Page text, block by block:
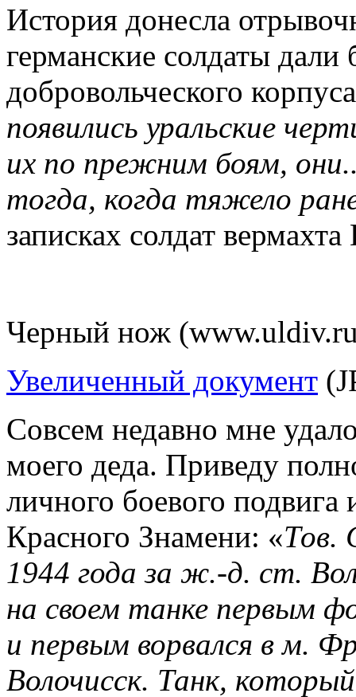
История донесла
германские солдаты дали
добровольческого
появились уральские
их по прежним боям,
тогда, когда тяжело
записках солдат вермахта
Черный нож
Увеличенный документ
Совсем недавно мне
моего деда. Приведу
личного боевого подвига
Красного Знамени: «Тов.
1944 года за ж.-д. ст.
на своем танке первым
и первым ворвался в м.
Волочисск. Танк,